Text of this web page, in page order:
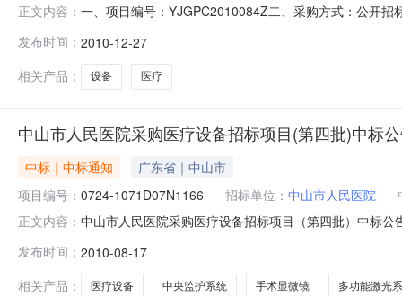
正文内容： 一、项目编号：YJGPC2010084Z二、采购方式：公开
贰拾壹元整（￥2,415,821.00）六、中标供应商名称和
（￥2,415,821.00）七、
发布时间： 2010-12-27
相关产品：
设备 医疗
中山市人民医院采购医疗设备招标项目(第四批)中标
中标｜中标通知
广东省｜中山市
项目编号： 0724-1071D07N1166 招标单位： 中山市人民医院
正文内容： 中山市人民医院采购医疗设备招标项目（第四批）中标
央监护系统1套2手术显微镜1台多功能激光系统1套3消
1071D07N1
发布时间： 2010-08-17
相关产品：
医疗设备 中央监护系统 手术显微镜 多功能激光